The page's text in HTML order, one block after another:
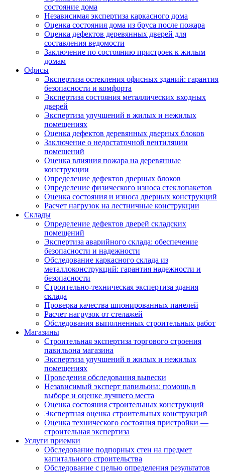
состояние дома
Независимая экспертиза каркасного дома
Оценка состояния дома из бруса после пожара
Оценка дефектов деревянных дверей для
составления ведомости
Заключение по состоянию пристроек к жилым
домам
Офисы
Экспертиза остекления офисных зданий: гарантия
безопасности и комфорта
Экспертиза состояния металлических входных
дверей
Экспертиза улучшений в жилых и нежилых
помещениях
Оценка дефектов деревянных дверных блоков
Заключение о недостаточной вентиляции
помещений
Оценка влияния пожара на деревянные
конструкции
Определение дефектов дверных блоков
Определение физического износа стеклопакетов
Оценка состояния и износа дверных конструкций
Расчет нагрузок на лестничные конструкции
Склады
Определение дефектов дверей складских
помещений
Экспертиза аварийного склада: обеспечение
безопасности и надежности
Обследование каркасного склада из
металлоконструкций: гарантия надежности и
безопасности
Строительно-техническая экспертиза здания
склада
Проверка качества шпонированных панелей
Расчет нагрузок от стелажей
Обследования выполненных строительных работ
Магазины
Строительная экспертиза торгового строения
павильона магазина
Экспертиза улучшений в жилых и нежилых
помещениях
Проведения обследования вывески
Независимый эксперт павильона: помощь в
выборе и оценке лучшего места
Оценка состояния строительных конструкций
Экспертная оценка строительных конструкций
Оценка технического состояния пристройки —
строительная экспертиза
Услуги приемки
Обследование подпорных стен на предмет
капитального строительства
Обследование с целью определения результатов